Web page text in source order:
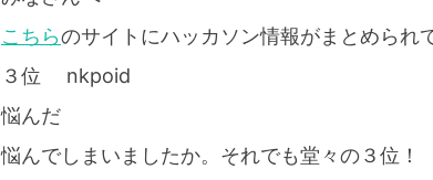
こちらのサイトにハッカソン情報がまとめられ
３位 nkpoid
悩んだ
悩んでしまいましたか。それでも堂々の３位！